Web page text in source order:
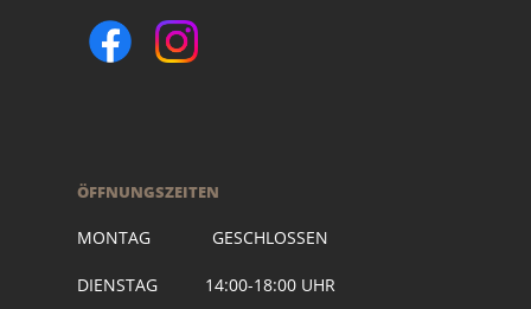
ÖFFNUNGSZEITEN
MONTAG GESCHLOSSEN
DIENSTAG 14:00-18:00 UHR